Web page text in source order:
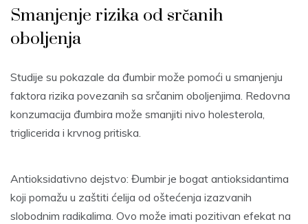
Smanjenje rizika od srčanih
oboljenja
Studije su pokazale da đumbir može pomoći u smanjenju
faktora rizika povezanih sa srčanim oboljenjima. Redovna
konzumacija đumbira može smanjiti nivo holesterola,
triglicerida i krvnog pritiska.
Antioksidativno dejstvo: Đumbir je bogat antioksidantima
koji pomažu u zaštiti ćelija od oštećenja izazvanih
slobodnim radikalima. Ovo može imati pozitivan efekat na